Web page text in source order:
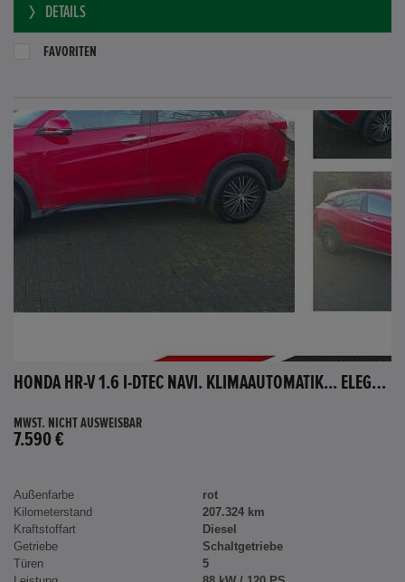
DETAILS
FAVORITEN
HONDA HR-V 1.6 I-DTEC NAVI. KLIMAAUTOMATIK... ELEGANCE
MWST. NICHT AUSWEISBAR
7.590 €
Außenfarbe
rot
Kilometerstand
207.324 km
Kraftstoffart
Diesel
Getriebe
Schaltgetriebe
Türen
5